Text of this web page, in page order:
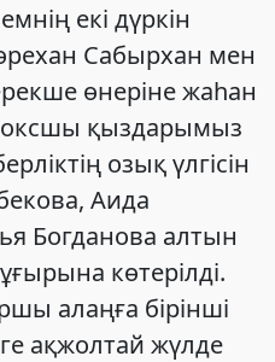
екі дүркін
Сабырхан мен
өнеріне жаһан
қыздарымыз
озық үлгісін
Аида
Богданова алтын
көтерілді.
алаңға бірінші
ақжолтай жүлде